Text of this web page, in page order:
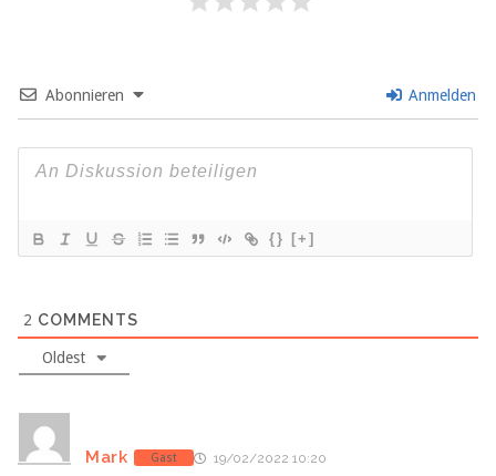
Abonnieren Anmelden
{} [+]
2 COMMENTS
Oldest
Mark Gast 19/02/2022 10:20